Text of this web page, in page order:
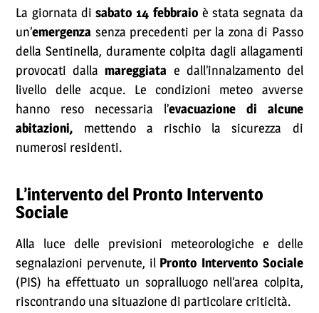
La giornata di sabato 14 febbraio è stata segnata da
un’emergenza senza precedenti per la zona di Passo
della Sentinella, duramente colpita dagli allagamenti
provocati dallamareggiata e dall’innalzamento del
livello delle acque. Le condizioni meteo avverse
hanno reso necessaria l’evacuazione di alcune
abitazioni, mettendo a rischio la sicurezza di
numerosi residenti.
L’intervento del Pronto Intervento
Sociale
Alla luce delle previsioni meteorologiche e delle
segnalazioni pervenute, il Pronto Intervento Sociale
(PIS) ha effettuato un sopralluogo nell’area colpita,
riscontrando una situazione di particolare criticità.